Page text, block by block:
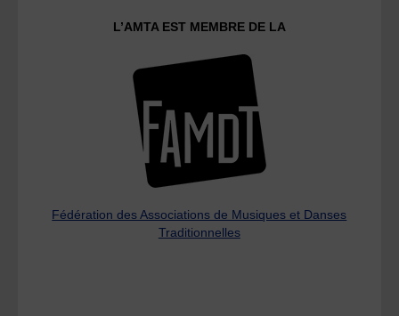
L’AMTA EST MEMBRE DE LA
Fédération des Associations de Musiques et Danses
Traditionnelles